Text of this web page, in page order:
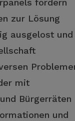
fördern
zur Lösung
ausgelost und
mit
Bürgerräten
und